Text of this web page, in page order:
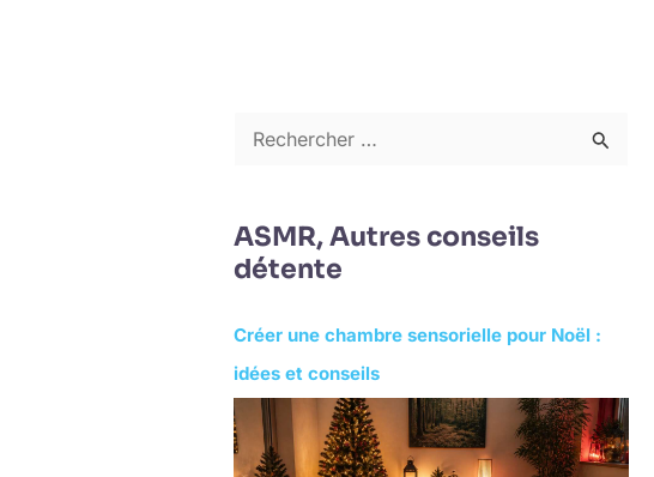
c
h
r
c
h
e
ASMR, Autres conseils
détente
Créer une chambre sensorielle pour Noël :
idées et conseils